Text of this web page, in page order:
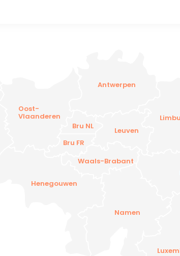
Oost-
Vlaanderen
Antwerpen
Leuven
Bru NL
Bru FR
Waals-Brabant
Henegouwen
Namen